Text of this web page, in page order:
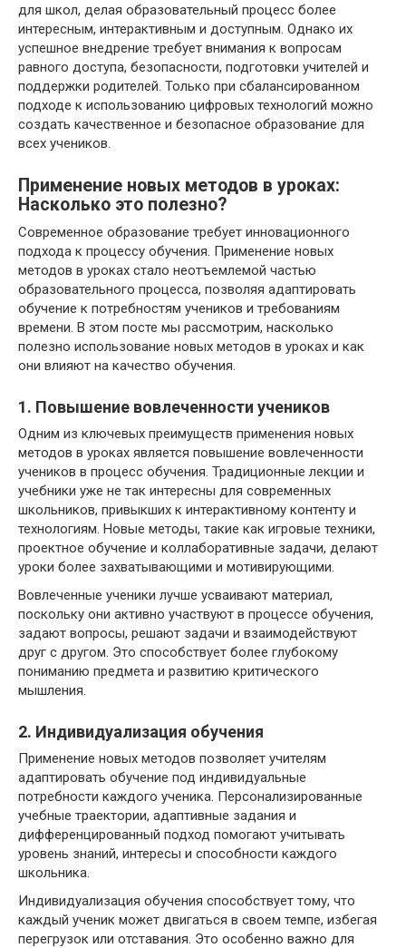
для школ, делая образовательный процесс более
интересным, интерактивным и доступным. Однако их
успешное внедрение требует внимания к вопросам
равного доступа, безопасности, подготовки учителей и
поддержки родителей. Только при сбалансированном
подходе к использованию цифровых технологий можно
создать качественное и безопасное образование для
всех учеников.
Применение новых методов в уроках:
Насколько это полезно?
Современное образование требует инновационного
подхода к процессу обучения. Применение новых
методов в уроках стало неотъемлемой частью
образовательного процесса, позволяя адаптировать
обучение к потребностям учеников и требованиям
времени. В этом посте мы рассмотрим, насколько
полезно использование новых методов в уроках и как
они влияют на качество обучения.
1. Повышение вовлеченности учеников
Одним из ключевых преимуществ применения новых
методов в уроках является повышение вовлеченности
учеников в процесс обучения. Традиционные лекции и
учебники уже не так интересны для современных
школьников, привыкших к интерактивному контенту и
технологиям. Новые методы, такие как игровые техники,
проектное обучение и коллаборативные задачи, делают
уроки более захватывающими и мотивирующими.
Вовлеченные ученики лучше усваивают материал,
поскольку они активно участвуют в процессе обучения,
задают вопросы, решают задачи и взаимодействуют
друг с другом. Это способствует более глубокому
пониманию предмета и развитию критического
мышления.
2. Индивидуализация обучения
Применение новых методов позволяет учителям
адаптировать обучение под индивидуальные
потребности каждого ученика. Персонализированные
учебные траектории, адаптивные задания и
дифференцированный подход помогают учитывать
уровень знаний, интересы и способности каждого
школьника.
Индивидуализация обучения способствует тому, что
каждый ученик может двигаться в своем темпе, избегая
перегрузок или отставания. Это особенно важно для